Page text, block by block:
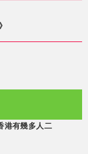
港有幾多人二